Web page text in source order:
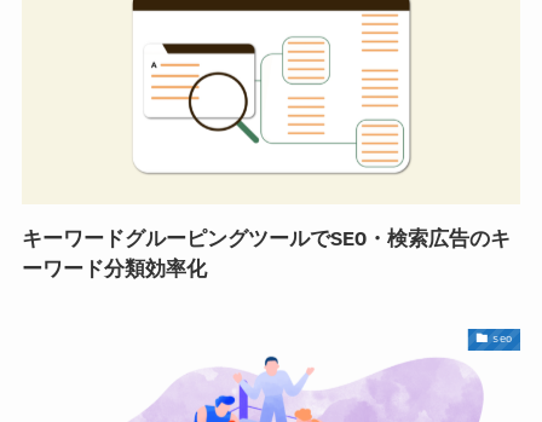
キーワードグルーピングツールでSEO・検索広告のキ
ーワード分類効率化
seo